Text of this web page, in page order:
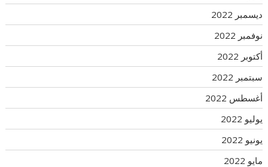
ديسمبر 2022
نوفمبر 2022
أكتوبر 2022
سبتمبر 2022
أغسطس 2022
يوليو 2022
يونيو 2022
مايو 2022